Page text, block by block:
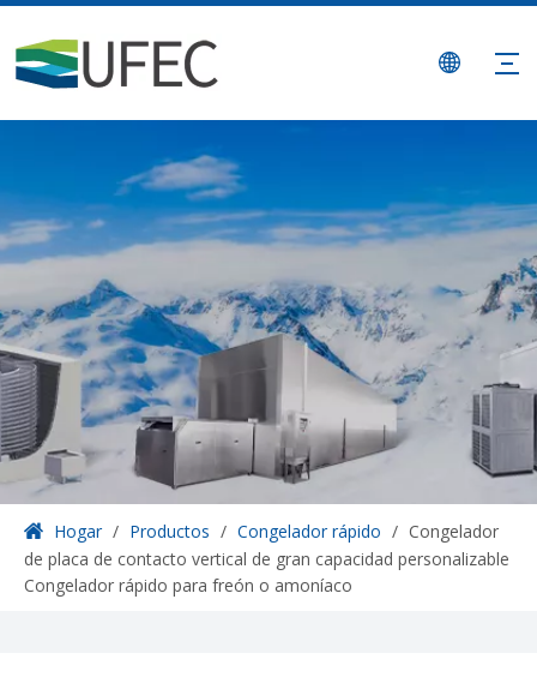
Hogar / Productos / Congelador rápido / Congelador
de placa de contacto vertical de gran capacidad personalizable
Congelador rápido para freón o amoníaco